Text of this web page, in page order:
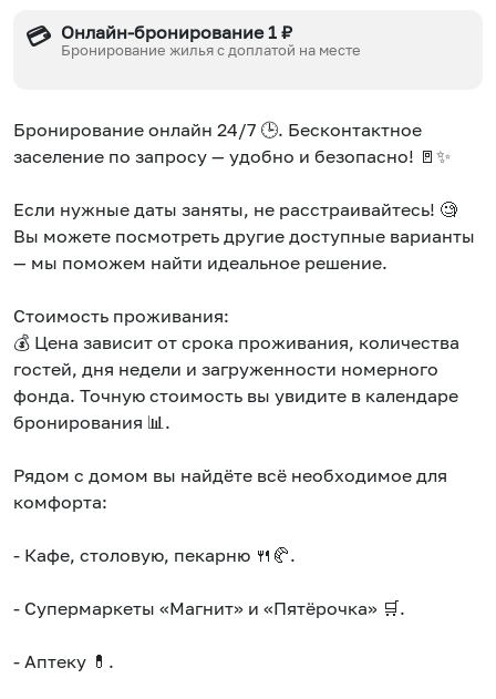
💳 Онлайн-бронирование 1 ₽
Бронирование жилья с доплатой на месте
Бронирование онлайн 24/7 🕒. Бесконтактное
заселение по запросу — удобно и безопасно! 🚪✨
Если нужные даты заняты, не расстраивайтесь! 🧐
Вы можете посмотреть другие доступные варианты
— мы поможем найти идеальное решение.
Стоимость проживания:
💰 Цена зависит от срока проживания, количества
гостей, дня недели и загруженности номерного
фонда. Точную стоимость вы увидите в календаре
бронирования 📊.
Рядом с домом вы найдёте всё необходимое для
комфорта:
- Кафе, столовую, пекарню 🍴🥐.
- Супермаркеты «Магнит» и «Пятёрочка» 🛒.
- Аптеку 💊.